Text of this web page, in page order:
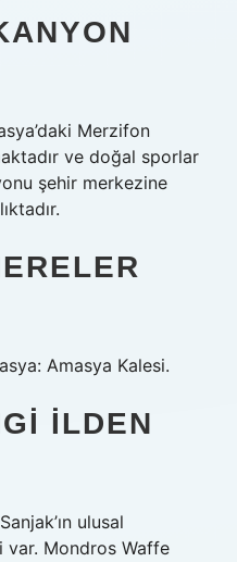
Merzifon
ve doğal sporlar
şehir merkezine
Amasya Kalesi.
ILDEN
ulusal
var. Mondros Waffe